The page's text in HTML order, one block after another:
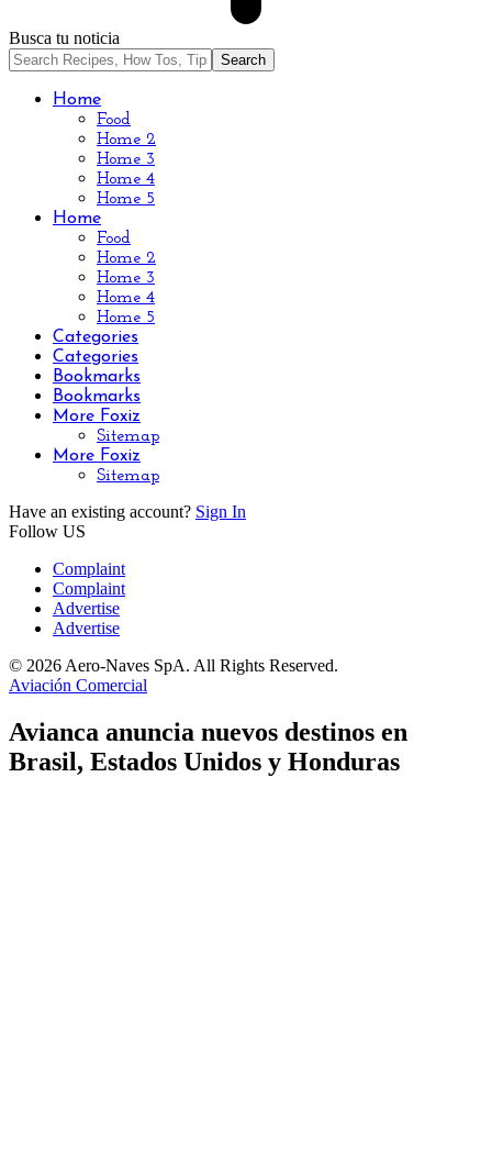
Busca tu noticia
Home
Food
Home 2
Home 3
Home 4
Home 5
Home
Food
Home 2
Home 3
Home 4
Home 5
Categories
Categories
Bookmarks
Bookmarks
More Foxiz
Sitemap
More Foxiz
Sitemap
Have an existing account? Sign In
Follow US
Complaint
Complaint
Advertise
Advertise
© 2026 Aero-Naves SpA. All Rights Reserved.
Aviación Comercial
Avianca anuncia nuevos destinos en
Brasil, Estados Unidos y Honduras